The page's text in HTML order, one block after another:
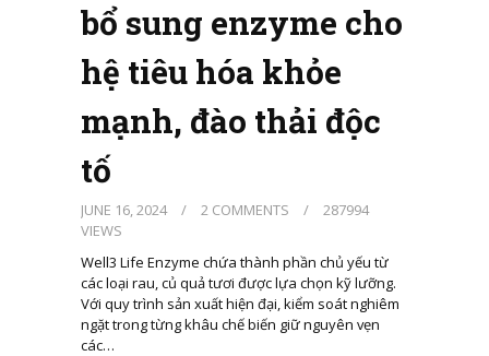
bổ sung enzyme cho
hệ tiêu hóa khỏe
mạnh, đào thải độc
tố
JUNE 16, 2024 / 2 COMMENTS /
287994
VIEWS
Well3 Life Enzyme chứa thành phần chủ yếu từ
các loại rau, củ quả tươi được lựa chọn kỹ lưỡng.
Với quy trình sản xuất hiện đại, kiểm soát nghiêm
ngặt trong từng khâu chế biến giữ nguyên vẹn
các…